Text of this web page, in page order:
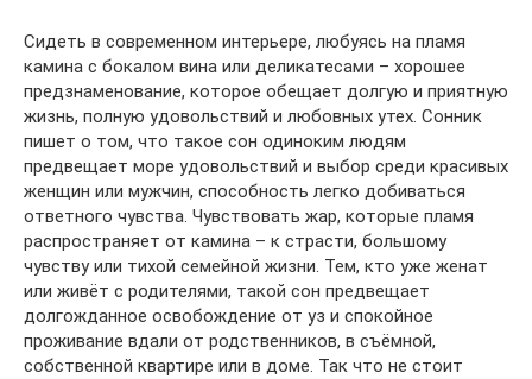
Сидеть в современном интерьере, любуясь на пламя
камина с бокалом вина или деликатесами – хорошее
предзнаменование, которое обещает долгую и приятную
жизнь, полную удовольствий и любовных утех. Сонник
пишет о том, что такое сон одиноким людям
предвещает море удовольствий и выбор среди красивых
женщин или мужчин, способность легко добиваться
ответного чувства. Чувствовать жар, которые пламя
распространяет от камина – к страсти, большому
чувству или тихой семейной жизни. Тем, кто уже женат
или живёт с родителями, такой сон предвещает
долгожданное освобождение от уз и спокойное
проживание вдали от родственников, в съёмной,
собственной квартире или в доме. Так что не стоит